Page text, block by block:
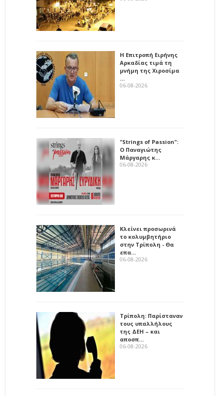
Η Επιτροπή Ειρήνης
Αρκαδίας τιμά τη
μνήμη της Χιροσίμα
…
06-08-2026
"Strings of Passion":
Ο Παναγιώτης
Μάργαρης κ…
06-08-2026
Κλείνει προσωρινά
το κολυμβητήριο
στην Τρίπολη - Θα
επα…
06-08-2026
Τρίπολη: Παρίσταναν
τους υπαλλήλους
της ΔΕΗ – και
αποσπ…
06-08-2026